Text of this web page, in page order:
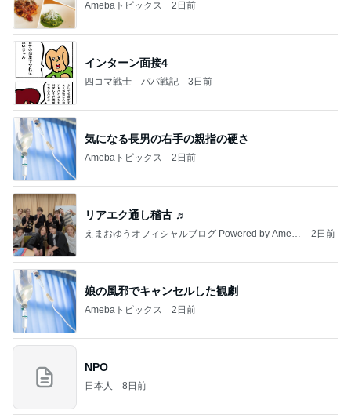
Amebaトピックス 2日前
インターン面接4
四コマ戦士 パパ戦記 3日前
気になる長男の右手の親指の硬さ
Amebaトピックス 2日前
リアエク通し稽古 ♬
えまおゆうオフィシャルブログ Powered by Ameb
2日前
娘の風邪でキャンセルした観劇
Amebaトピックス 2日前
NPO
日本人 8日前